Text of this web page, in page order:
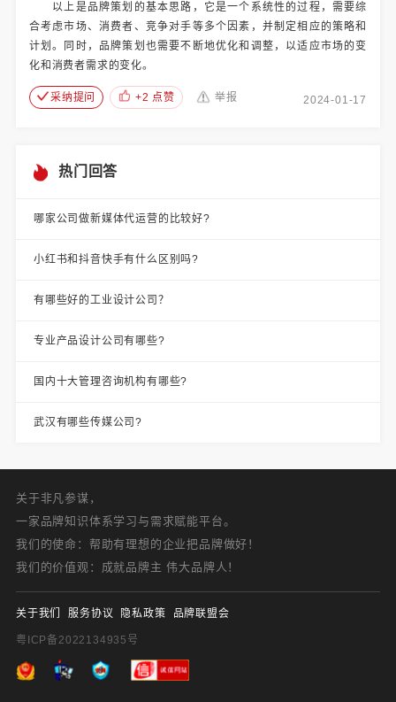
以上是品牌策划的基本思路，它是一个系统性的过程，需要综
合考虑市场、消费者、竞争对手等多个因素，并制定相应的策略和
计划。同时，品牌策划也需要不断地优化和调整，以适应市场的变
化和消费者需求的变化。
采纳提问 +2 点赞 举报 2024-01-17
热门回答
哪家公司做新媒体代运营的比较好?
小红书和抖音快手有什么区别吗?
有哪些好的工业设计公司？
专业产品设计公司有哪些?
国内十大管理咨询机构有哪些?
武汉有哪些传媒公司?
关于非凡参谋，
一家品牌知识体系学习与需求赋能平台。
我们的使命：帮助有理想的企业把品牌做好！
我们的价值观：成就品牌主 伟大品牌人！
关于我们 服务协议 隐私政策 品牌联盟会
粤ICP备2022134935号